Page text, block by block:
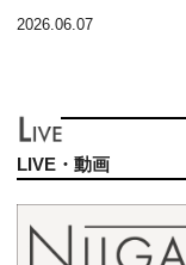
2026.06.07
LIVE・動画